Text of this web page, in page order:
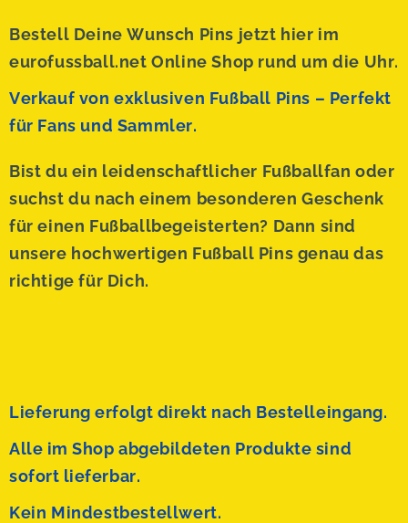
Bestell Deine Wunsch Pins jetzt hier im
eurofussball.net Online Shop rund um die Uhr.
Verkauf von exklusiven Fußball Pins – Perfekt
für Fans und Sammler.
Bist du ein leidenschaftlicher Fußballfan oder
suchst du nach einem besonderen Geschenk
für einen Fußballbegeisterten? Dann sind
unsere hochwertigen Fußball Pins genau das
richtige für Dich.
Lieferung erfolgt direkt nach Bestelleingang.
Alle im Shop abgebildeten Produkte sind
sofort lieferbar.
Kein Mindestbestellwert.